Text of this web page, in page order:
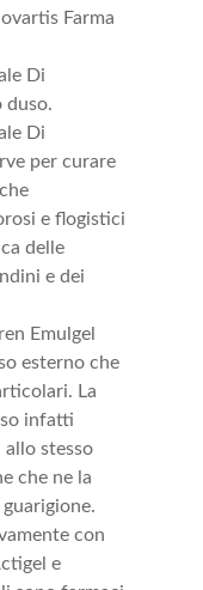
Farma
Di
duso.
Di
per curare
e flogistici
delle
e dei
Emulgel
esterno che
La
infatti
allo stesso
che ne la
con
e